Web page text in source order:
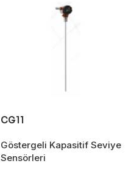
CG11
Göstergeli Kapasitif Seviye
Sensörleri